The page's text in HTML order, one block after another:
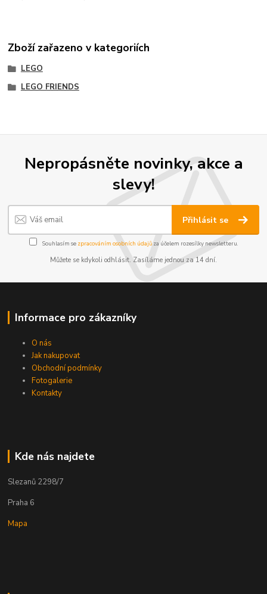
Zboží zařazeno v kategoriích
LEGO
LEGO FRIENDS
Nepropásněte novinky, akce a
slevy!
Přihlásit se
Souhlasím se zpracováním osobních údajůza účelem rozesílky newsletteru.
Můžete se kdykoli odhlásit. Zasíláme jednou za 14 dní.
Informace pro zákazníky
O nás
Jak nakupovat
Obchodní podmínky
Fotogalerie
Kontakty
Kde nás najdete
Slezanů 2298/7
Praha 6
Mapa